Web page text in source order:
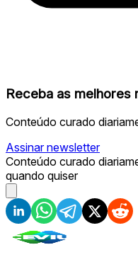
Receba as melhores
Conteúdo curado
Assinar newsletter
Conteúdo curado
quando quiser